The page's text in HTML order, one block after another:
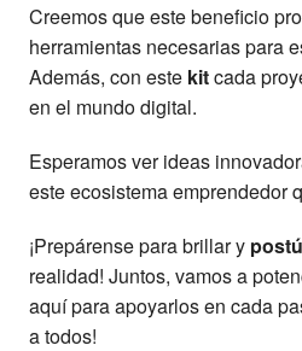
Creemos que este beneficio
herramientas necesarias para
Además, con este kitcada
en el mundo digital.
Esperamos ver ideas
este ecosistema emprendedor
¡Prepárense para brillar y
realidad! Juntos, vamos a
aquí para apoyarlos en cada
a todos!